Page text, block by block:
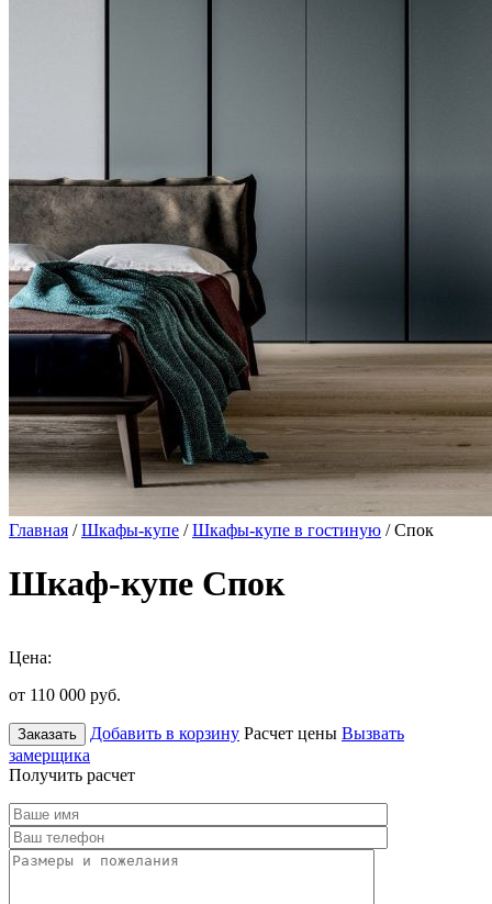
Главная /Шкафы-купе /Шкафы-купе в гостиную / Спок
Шкаф-купе Спок
Цена:
от 110 000 руб.
Заказать Добавить в корзину Расчет цены Вызвать
замерщика
Получить расчет